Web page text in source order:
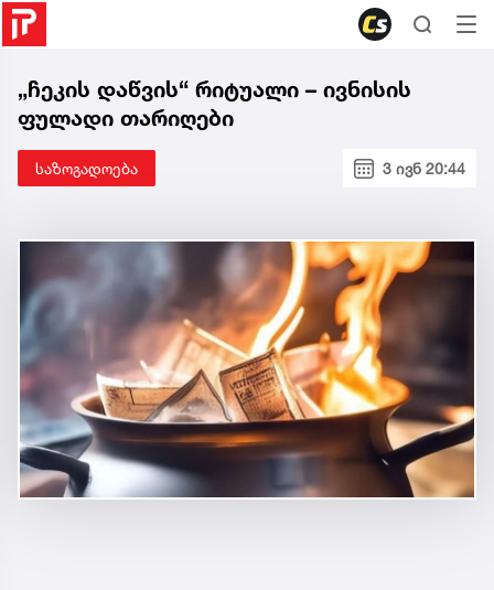
„ჩეკის დაწვის“ რიტუალი – ივნისის
ფულადი თარიღები
საზოგადოება 3 ივნ 20:44